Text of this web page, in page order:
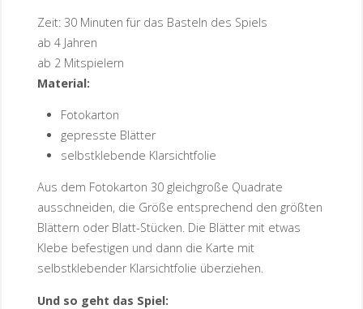
Zeit: 30 Minuten für das Basteln des Spiels
ab 4 Jahren
ab 2 Mitspielern
Material:
Fotokarton
gepresste Blätter
selbstklebende Klarsichtfolie
Aus dem Fotokarton 30 gleichgroße Quadrate
ausschneiden, die Größe entsprechend den größten
Blättern oder Blatt-Stücken. Die Blätter mit etwas
Klebe befestigen und dann die Karte mit
selbstklebender Klarsichtfolie überziehen.
Und so geht das Spiel: